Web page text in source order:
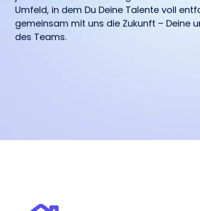
deiner Influencer.
unterstützt.
unterstützt.
Marketing.
begeistert haben.
Umfeld, in dem Du Deine Talente voll
gemeinsam mit uns die Zukunft – Deine
des Teams.